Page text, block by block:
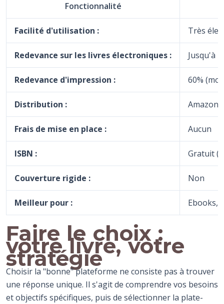
Fonctionnalité
Facilité d'utilisation : Très
Redevance sur les livres électroniques : Jusqu'à
Redevance d'impression : 60%
Distribution : Amazon
Frais de mise en place : Aucun
ISBN : Gratuit
Couverture rigide : Non
Meilleur pour : Ebooks,
Faire le choix :
votre livre, votre
stratégie
Choisir la "bonne" plateforme ne consiste pas à trouver
une réponse unique. Il s'agit de comprendre vos besoins
et objectifs spécifiques, puis de sélectionner la plate-